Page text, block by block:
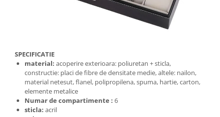
SPECIFICATIE
material: acoperire exterioara: poliuretan + sticla,
constructie: placi de fibre de densitate medie, altele: nailon,
material netesut, flanel, polipropilena, spuma, hartie, carton,
elemente metalice
Numar de compartimente : 6
sticla: acril